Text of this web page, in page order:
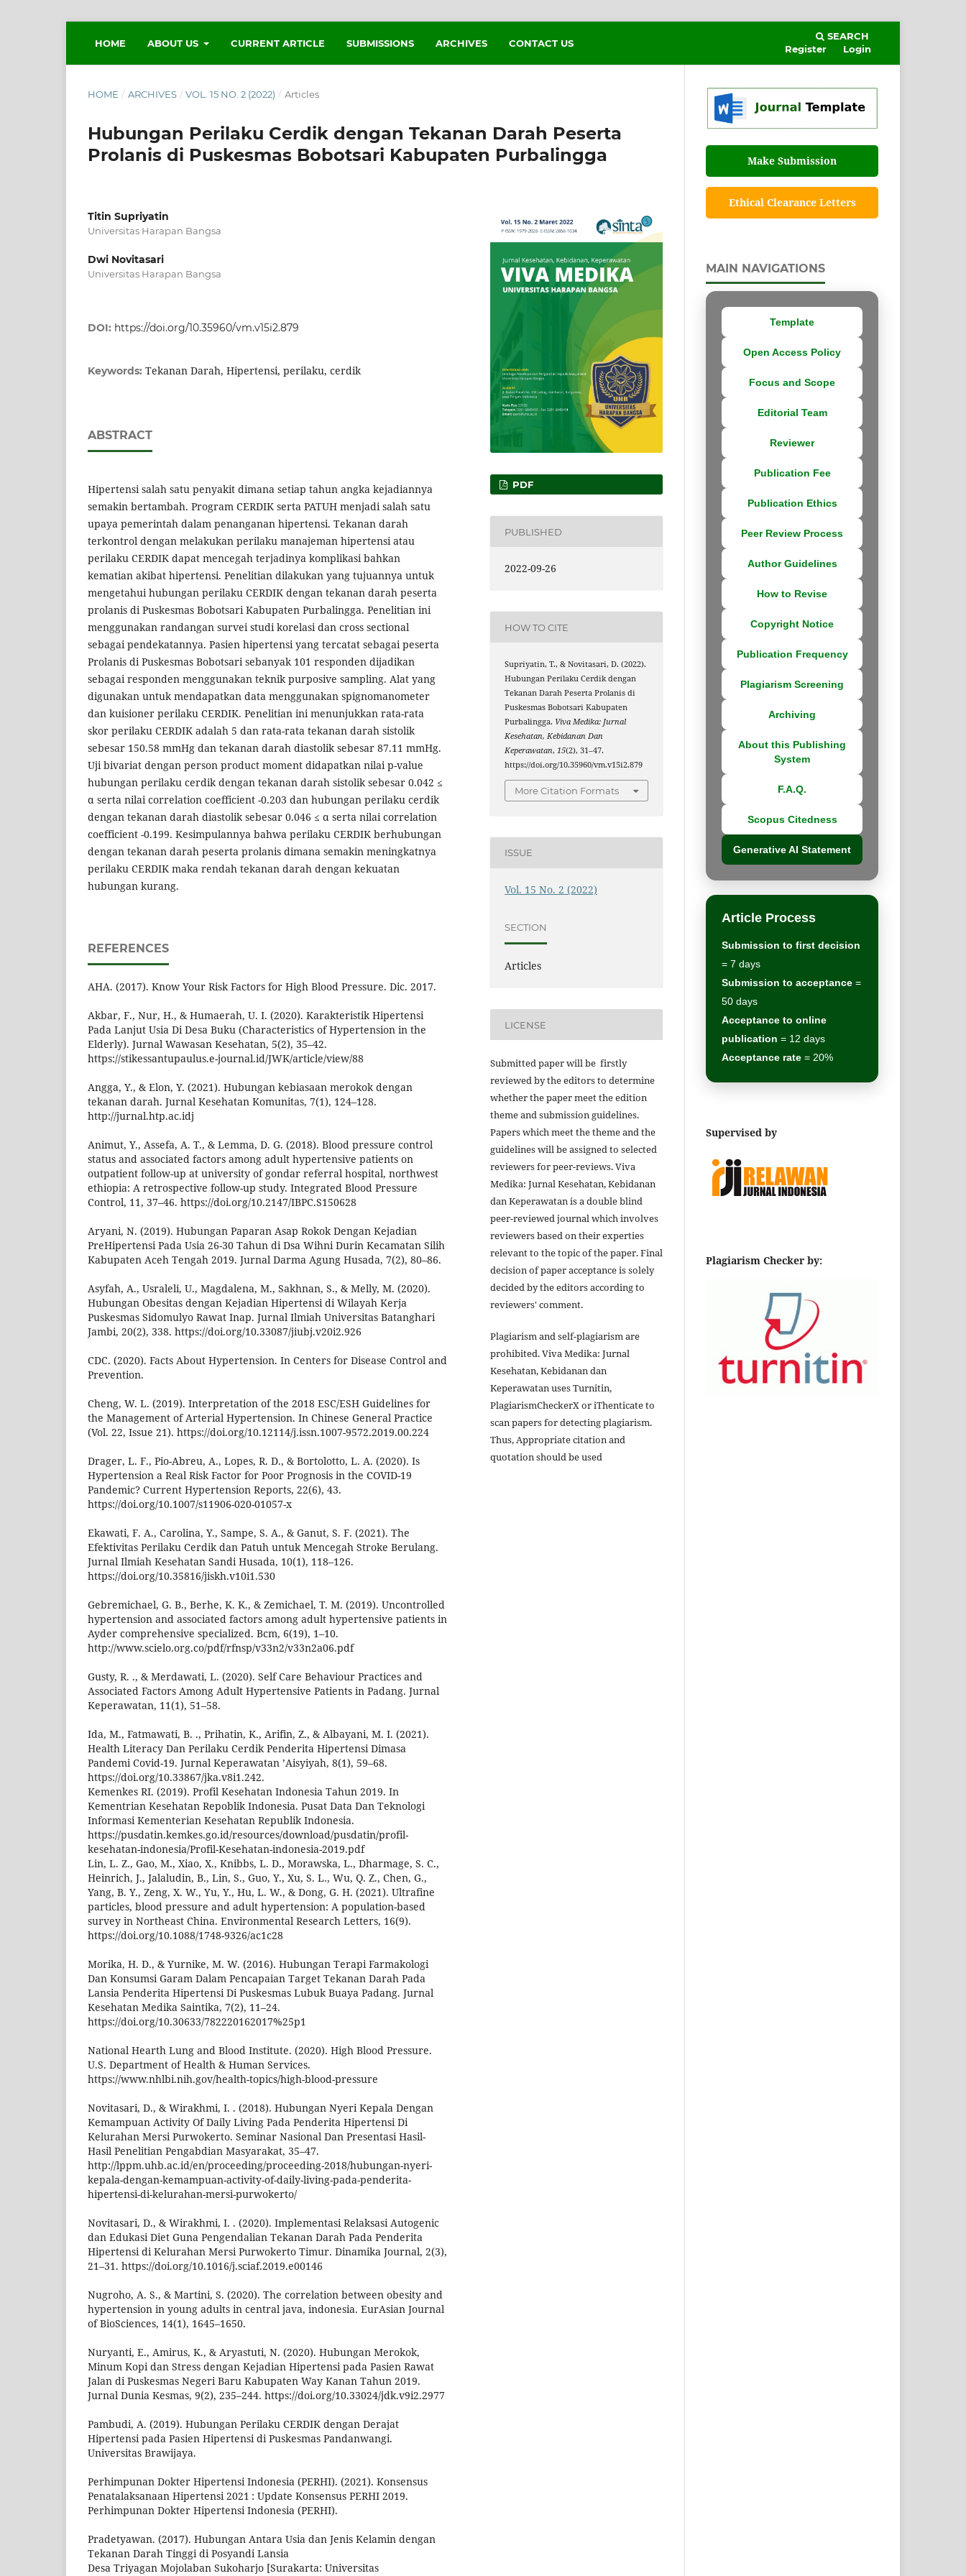
HOME ABOUT US CURRENT ARTICLE SUBMISSIONS ARCHIVES CONTACT US
SEARCH
Register
Login
HOME / ARCHIVES / VOL. 15 NO. 2 (2022) / Articles
Hubungan Perilaku Cerdik dengan Tekanan Darah Peserta
Prolanis di Puskesmas Bobotsari Kabupaten Purbalingga
Titin Supriyatin
Universitas Harapan Bangsa
Dwi Novitasari
Universitas Harapan Bangsa
DOI: https://doi.org/10.35960/vm.v15i2.879
Keywords: Tekanan Darah, Hipertensi, perilaku, cerdik
ABSTRACT
Hipertensi salah satu penyakit dimana setiap tahun angka kejadiannya
semakin bertambah. Program CERDIK serta PATUH menjadi salah satu
upaya pemerintah dalam penanganan hipertensi. Tekanan darah
terkontrol dengan melakukan perilaku manajeman hipertensi atau
perilaku CERDIK dapat mencegah terjadinya komplikasi bahkan
kematian akibat hipertensi. Penelitian dilakukan yang tujuannya untuk
mengetahui hubungan perilaku CERDIK dengan tekanan darah peserta
prolanis di Puskesmas Bobotsari Kabupaten Purbalingga. Penelitian ini
menggunakan randangan survei studi korelasi dan cross sectional
sebagai pendekatannya. Pasien hipertensi yang tercatat sebagai peserta
Prolanis di Puskesmas Bobotsari sebanyak 101 responden dijadikan
sebagai responden menggunakan teknik purposive sampling. Alat yang
digunakan untuk mendapatkan data menggunakan spignomanometer
dan kuisioner perilaku CERDIK. Penelitian ini menunjukkan rata-rata
skor perilaku CERDIK adalah 5 dan rata-rata tekanan darah sistolik
sebesar 150.58 mmHg dan tekanan darah diastolik sebesar 87.11 mmHg.
Uji bivariat dengan person product moment didapatkan nilai p-value
hubungan perilaku cerdik dengan tekanan darah sistolik sebesar 0.042 ≤
α serta nilai correlation coefficient -0.203 dan hubungan perilaku cerdik
dengan tekanan darah diastolik sebesar 0.046 ≤ α serta nilai correlation
coefficient -0.199. Kesimpulannya bahwa perilaku CERDIK berhubungan
dengan tekanan darah peserta prolanis dimana semakin meningkatnya
perilaku CERDIK maka rendah tekanan darah dengan kekuatan
hubungan kurang.
REFERENCES
AHA. (2017). Know Your Risk Factors for High Blood Pressure. Dic. 2017.
Akbar, F., Nur, H., & Humaerah, U. I. (2020). Karakteristik Hipertensi
Pada Lanjut Usia Di Desa Buku (Characteristics of Hypertension in the
Elderly). Jurnal Wawasan Kesehatan, 5(2), 35–42.
https://stikessantupaulus.e-journal.id/JWK/article/view/88
Angga, Y., & Elon, Y. (2021). Hubungan kebiasaan merokok dengan
tekanan darah. Jurnal Kesehatan Komunitas, 7(1), 124–128.
http://jurnal.htp.ac.idj
Animut, Y., Assefa, A. T., & Lemma, D. G. (2018). Blood pressure control
status and associated factors among adult hypertensive patients on
outpatient follow-up at university of gondar referral hospital, northwest
ethiopia: A retrospective follow-up study. Integrated Blood Pressure
Control, 11, 37–46. https://doi.org/10.2147/IBPC.S150628
Aryani, N. (2019). Hubungan Paparan Asap Rokok Dengan Kejadian
PreHipertensi Pada Usia 26-30 Tahun di Dsa Wihni Durin Kecamatan Silih
Kabupaten Aceh Tengah 2019. Jurnal Darma Agung Husada, 7(2), 80–86.
Asyfah, A., Usraleli, U., Magdalena, M., Sakhnan, S., & Melly, M. (2020).
Hubungan Obesitas dengan Kejadian Hipertensi di Wilayah Kerja
Puskesmas Sidomulyo Rawat Inap. Jurnal Ilmiah Universitas Batanghari
Jambi, 20(2), 338. https://doi.org/10.33087/jiubj.v20i2.926
CDC. (2020). Facts About Hypertension. In Centers for Disease Control and
Prevention.
Cheng, W. L. (2019). Interpretation of the 2018 ESC/ESH Guidelines for
the Management of Arterial Hypertension. In Chinese General Practice
(Vol. 22, Issue 21). https://doi.org/10.12114/j.issn.1007-9572.2019.00.224
Drager, L. F., Pio-Abreu, A., Lopes, R. D., & Bortolotto, L. A. (2020). Is
Hypertension a Real Risk Factor for Poor Prognosis in the COVID-19
Pandemic? Current Hypertension Reports, 22(6), 43.
https://doi.org/10.1007/s11906-020-01057-x
Ekawati, F. A., Carolina, Y., Sampe, S. A., & Ganut, S. F. (2021). The
Efektivitas Perilaku Cerdik dan Patuh untuk Mencegah Stroke Berulang.
Jurnal Ilmiah Kesehatan Sandi Husada, 10(1), 118–126.
https://doi.org/10.35816/jiskh.v10i1.530
Gebremichael, G. B., Berhe, K. K., & Zemichael, T. M. (2019). Uncontrolled
hypertension and associated factors among adult hypertensive patients in
Ayder comprehensive specialized. Bcm, 6(19), 1–10.
http://www.scielo.org.co/pdf/rfnsp/v33n2/v33n2a06.pdf
Gusty, R. ., & Merdawati, L. (2020). Self Care Behaviour Practices and
Associated Factors Among Adult Hypertensive Patients in Padang. Jurnal
Keperawatan, 11(1), 51–58.
Ida, M., Fatmawati, B. ., Prihatin, K., Arifin, Z., & Albayani, M. I. (2021).
Health Literacy Dan Perilaku Cerdik Penderita Hipertensi Dimasa
Pandemi Covid-19. Jurnal Keperawatan ’Aisyiyah, 8(1), 59–68.
https://doi.org/10.33867/jka.v8i1.242.
Kemenkes RI. (2019). Profil Kesehatan Indonesia Tahun 2019. In
Kementrian Kesehatan Repoblik Indonesia. Pusat Data Dan Teknologi
Informasi Kementerian Kesehatan Republik Indonesia.
https://pusdatin.kemkes.go.id/resources/download/pusdatin/profil-
kesehatan-indonesia/Profil-Kesehatan-indonesia-2019.pdf
Lin, L. Z., Gao, M., Xiao, X., Knibbs, L. D., Morawska, L., Dharmage, S. C.,
Heinrich, J., Jalaludin, B., Lin, S., Guo, Y., Xu, S. L., Wu, Q. Z., Chen, G.,
Yang, B. Y., Zeng, X. W., Yu, Y., Hu, L. W., & Dong, G. H. (2021). Ultrafine
particles, blood pressure and adult hypertension: A population-based
survey in Northeast China. Environmental Research Letters, 16(9).
https://doi.org/10.1088/1748-9326/ac1c28
Morika, H. D., & Yurnike, M. W. (2016). Hubungan Terapi Farmakologi
Dan Konsumsi Garam Dalam Pencapaian Target Tekanan Darah Pada
Lansia Penderita Hipertensi Di Puskesmas Lubuk Buaya Padang. Jurnal
Kesehatan Medika Saintika, 7(2), 11–24.
https://doi.org/10.30633/782220162017%25p1
National Hearth Lung and Blood Institute. (2020). High Blood Pressure.
U.S. Department of Health & Human Services.
https://www.nhlbi.nih.gov/health-topics/high-blood-pressure
Novitasari, D., & Wirakhmi, I. . (2018). Hubungan Nyeri Kepala Dengan
Kemampuan Activity Of Daily Living Pada Penderita Hipertensi Di
Kelurahan Mersi Purwokerto. Seminar Nasional Dan Presentasi Hasil-
Hasil Penelitian Pengabdian Masyarakat, 35–47.
http://lppm.uhb.ac.id/en/proceeding/proceeding-2018/hubungan-nyeri-
kepala-dengan-kemampuan-activity-of-daily-living-pada-penderita-
hipertensi-di-kelurahan-mersi-purwokerto/
Novitasari, D., & Wirakhmi, I. . (2020). Implementasi Relaksasi Autogenic
dan Edukasi Diet Guna Pengendalian Tekanan Darah Pada Penderita
Hipertensi di Kelurahan Mersi Purwokerto Timur. Dinamika Journal, 2(3),
21–31. https://doi.org/10.1016/j.sciaf.2019.e00146
Nugroho, A. S., & Martini, S. (2020). The correlation between obesity and
hypertension in young adults in central java, indonesia. EurAsian Journal
of BioSciences, 14(1), 1645–1650.
Nuryanti, E., Amirus, K., & Aryastuti, N. (2020). Hubungan Merokok,
Minum Kopi dan Stress dengan Kejadian Hipertensi pada Pasien Rawat
Jalan di Puskesmas Negeri Baru Kabupaten Way Kanan Tahun 2019.
Jurnal Dunia Kesmas, 9(2), 235–244. https://doi.org/10.33024/jdk.v9i2.2977
Pambudi, A. (2019). Hubungan Perilaku CERDIK dengan Derajat
Hipertensi pada Pasien Hipertensi di Puskesmas Pandanwangi.
Universitas Brawijaya.
Perhimpunan Dokter Hipertensi Indonesia (PERHI). (2021). Konsensus
Penatalaksanaan Hipertensi 2021 : Update Konsensus PERHI 2019.
Perhimpunan Dokter Hipertensi Indonesia (PERHI).
Pradetyawan. (2017). Hubungan Antara Usia dan Jenis Kelamin dengan
Tekanan Darah Tinggi di Posyandi Lansia
Desa Triyagan Mojolaban Sukoharjo [Surakarta: Universitas
PDF
PUBLISHED
2022-09-26
HOW TO CITE
Supriyatin, T., & Novitasari, D. (2022).
Hubungan Perilaku Cerdik dengan
Tekanan Darah Peserta Prolanis di
Puskesmas Bobotsari Kabupaten
Purbalingga. Viva Medika: Jurnal
Kesehatan, Kebidanan Dan
Keperawatan,15(2), 31–47.
https://doi.org/10.35960/vm.v15i2.879
More Citation Formats
ISSUE
Vol. 15 No. 2 (2022)
SECTION
Articles
LICENSE
Submitted paper will be firstly
reviewed by the editors to determine
whether the paper meet the edition
theme and submission guidelines.
Papers which meet the theme and the
guidelines will be assigned to selected
reviewers for peer-reviews. Viva
Medika: Jurnal Kesehatan, Kebidanan
dan Keperawatan is a double blind
peer-reviewed journal which involves
reviewers based on their experties
relevant to the topic of the paper. Final
decision of paper acceptance is solely
decided by the editors according to
reviewers' comment.
Plagiarism and self-plagiarism are
prohibited. Viva Medika: Jurnal
Kesehatan, Kebidanan dan
Keperawatan uses Turnitin,
PlagiarismCheckerX or iThenticate to
scan papers for detecting plagiarism.
Thus, Appropriate citation and
quotation should be used
Make Submission
Ethical Clearance Letters
MAIN NAVIGATIONS
Template
Open Access Policy
Focus and Scope
Editorial Team
Reviewer
Publication Fee
Publication Ethics
Peer Review Process
Author Guidelines
How to Revise
Copyright Notice
Publication Frequency
Plagiarism Screening
Archiving
About this Publishing
System
F.A.Q.
Scopus Citedness
Generative AI Statement
Article Process
Submission to first decision
= 7 days
Submission to acceptance =
50 days
Acceptance to online
publication = 12 days
Acceptance rate = 20%
Supervised by
Plagiarism Checker by: